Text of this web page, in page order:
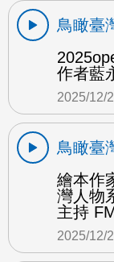
鳥瞰臺
作者藍
2025/12/
鳥瞰臺
繪本作
灣人物
主持
2025/12/